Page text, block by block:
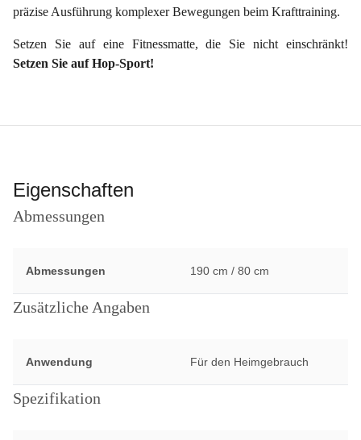
präzise Ausführung komplexer Bewegungen beim Krafttraining.
Setzen Sie auf eine Fitnessmatte, die Sie nicht einschränkt!
Setzen Sie auf Hop-Sport!
Eigenschaften
Abmessungen
Abmessungen 190 cm / 80 cm
Zusätzliche Angaben
Anwendung Für den Heimgebrauch
Spezifikation